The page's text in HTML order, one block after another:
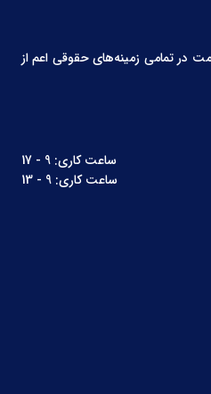
در تمامی زمینه‌های حقوقی اعم از
ساعت کاری: 9 - 17
ساعت کاری: 9 - 13